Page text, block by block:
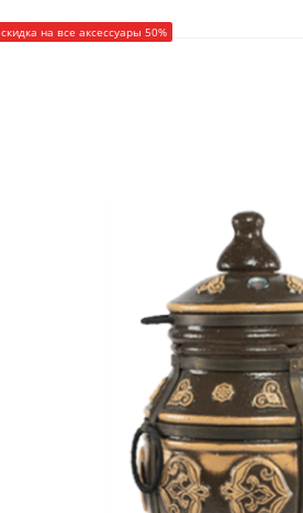
скидка на все аксессуары 50%